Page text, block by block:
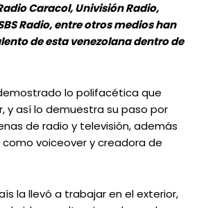
Caracol, Univisión Radio,
Radio, entre otros medios han
de esta venezolana dentro de
lo polifacética que
y así lo demuestra su paso por
de radio y televisión, además
voiceover y creadora de
la llevó a trabajar en el exterior,